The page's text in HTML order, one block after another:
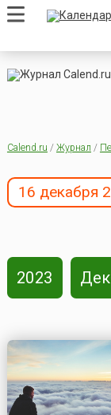
Calend.ru / Журнал /
16 декабря
2023